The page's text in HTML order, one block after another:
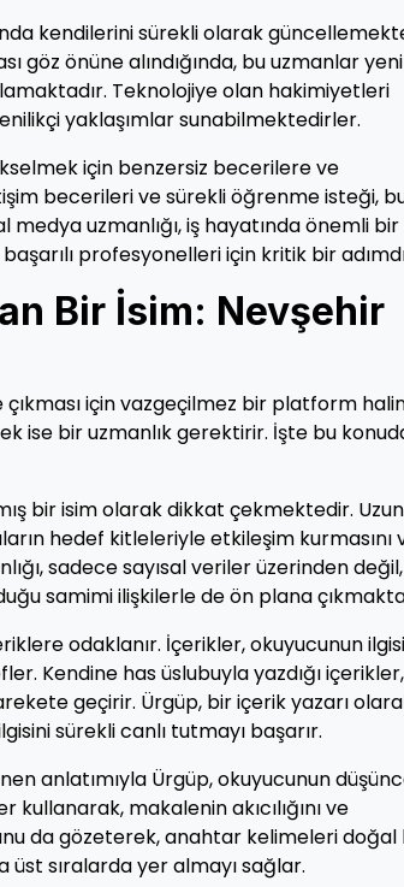
kendilerini sürekli olarak
göz önüne alındığında, bu uzmanlar yeni
Teknolojiye olan hakimiyetleri
yaklaşımlar sunabilmektedirler.
için benzersiz becerilere ve
becerileri ve sürekli öğrenme isteği,
medya uzmanlığı, iş hayatında önemli
profesyonelleri için kritik bir
Bir İsim: Nevşehir
için vazgeçilmez bir platform
ise bir uzmanlık gerektirir. İşte bu
bir isim olarak dikkat çekmektedir. Uzun
hedef kitleleriyle etkileşim kurmasını
sadece sayısal veriler üzerinden değil,
samimi ilişkilerle de ön plana
odaklanır. İçerikler, okuyucunun
Kendine has üslubuyla yazdığı içerikler,
geçirir. Ürgüp, bir içerik yazarı
sürekli canlı tutmayı başarır.
anlatımıyla Ürgüp, okuyucunun
makalenin akıcılığını ve
da gözeterek, anahtar kelimeleri doğal
sıralarda yer almayı sağlar.